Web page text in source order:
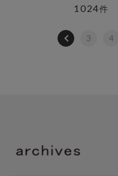
1024件
3 4